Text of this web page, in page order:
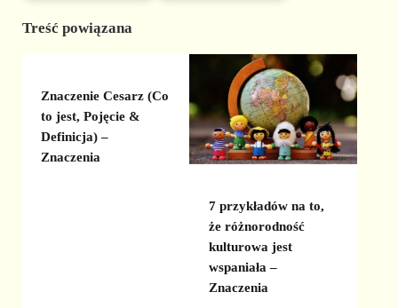
Treść powiązana
Znaczenie Cesarz (Co
to jest, Pojęcie &
Definicja) –
Znaczenia
7 przykładów na to,
że różnorodność
kulturowa jest
wspaniała –
Znaczenia